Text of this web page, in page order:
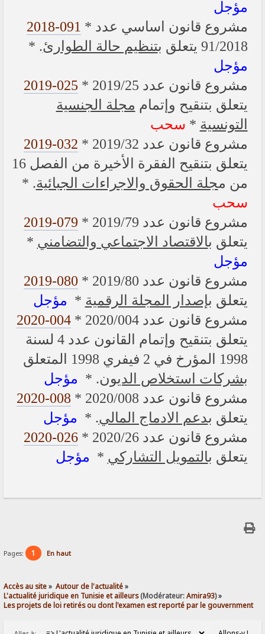
مؤجل
2018-091 * مشروع قانون اساسي عدد
91/2018 يتعلق ب
تنظيم حالة الطوارئ. *
مؤجل
2019-025 * مشروع قانون عدد 2019/25
يتعلق بتنقيح وإتمام مجلة الجنسية
التونسية * سحب
2019-032 * مشروع قانون عدد 2019/32
يتعلق بتنقيح الفقرة الأخيرة من الفصل 16
من مجلة الحقوق والاجراءات الجبائية. *
سحب
2019-079 * مشروع قانون عدد 2019/79
يتعلق بالاقتصاد الاجتماعي والتضامني *
مؤجل
2019-080 * مشروع قانون عدد 2019/80
يتعلق بإصدار المجلة الرقمية * مؤجل
2020-004* مشروع قانون عدد 2020/004
يتعلق بتنقيح وإتمام القانون عدد 4 لسنة
1998 المؤرخ في 2 فيفري 1998 المتعلق
بشركات استخلاص الديون. * مؤجل
2020-008 * مشروع قانون عدد 2020/008
يتعلق بدعم الادماج المالي. * مؤجل
2020-026* مشروع قانون عدد 2020/26
يتعلق بالتمويل التشاركي * مؤجل
Pages: 1 En haut
Accès au site» Autour de l'actualité»
L'actualité juridique en Tunisie et ailleurs(Modérateur:Amira93) »
Les projets de loi retirés ou dont l'examen est reporté par le gouvernment